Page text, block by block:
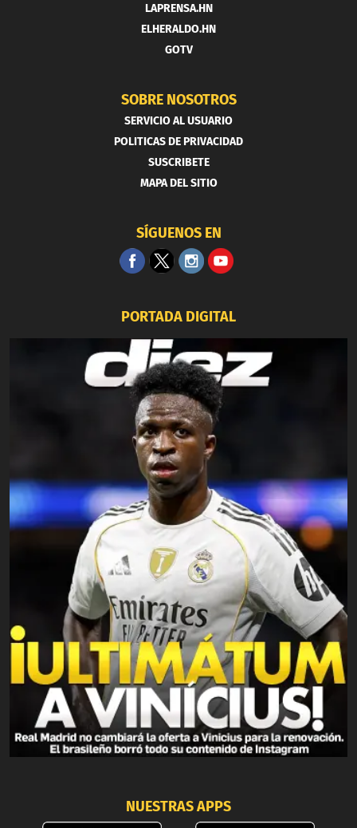
LAPRENSA.HN
ELHERALDO.HN
GOTV
SOBRE NOSOTROS
SERVICIO AL USUARIO
POLITICAS DE PRIVACIDAD
SUSCRIBETE
MAPA DEL SITIO
SÍGUENOS EN
PORTADA DIGITAL
NUESTRAS APPS